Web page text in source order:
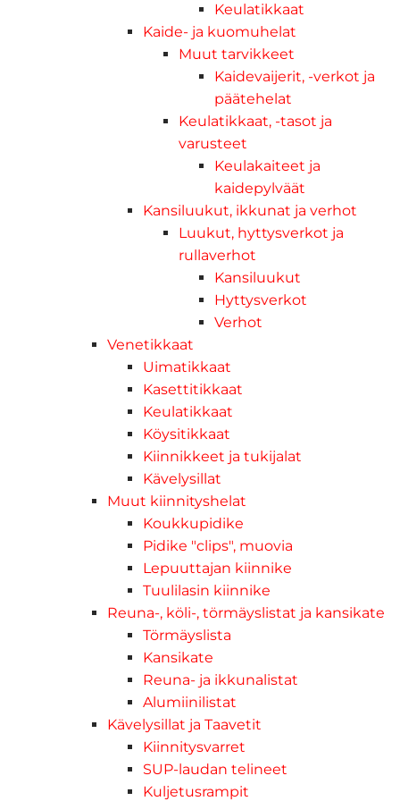
Keulatikkaat
Kaide- ja kuomuhelat
Muut tarvikkeet
Kaidevaijerit, -verkot ja
päätehelat
Keulatikkaat, -tasot ja
varusteet
Keulakaiteet ja
kaidepylväät
Kansiluukut, ikkunat ja verhot
Luukut, hyttysverkot ja
rullaverhot
Kansiluukut
Hyttysverkot
Verhot
Venetikkaat
Uimatikkaat
Kasettitikkaat
Keulatikkaat
Köysitikkaat
Kiinnikkeet ja tukijalat
Kävelysillat
Muut kiinnityshelat
Koukkupidike
Pidike "clips", muovia
Lepuuttajan kiinnike
Tuulilasin kiinnike
Reuna-, köli-, törmäyslistat ja kansikate
Törmäyslista
Kansikate
Reuna- ja ikkunalistat
Alumiinilistat
Kävelysillat ja Taavetit
Kiinnitysvarret
SUP-laudan telineet
Kuljetusrampit